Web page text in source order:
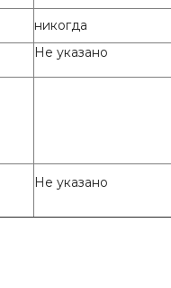
никогда
Не указано
Не указано